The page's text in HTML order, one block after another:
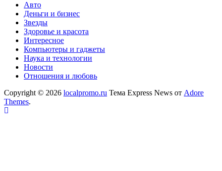
Авто
Деньги и бизнес
Звезды
Здоровье и красота
Интересное
Компьютеры и гаджеты
Наука и технологии
Новости
Отношения и любовь
Copyright © 2026 localpromo.ru Тема Express News от Adore
Themes.